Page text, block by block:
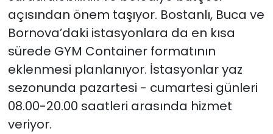
açısından önem taşıyor. Bostanlı, Buca ve
Bornova’daki istasyonlara da en kısa
sürede GYM Container formatının
eklenmesi planlanıyor. İstasyonlar yaz
sezonunda pazartesi - cumartesi günleri
08.00-20.00 saatleri arasında hizmet
veriyor.